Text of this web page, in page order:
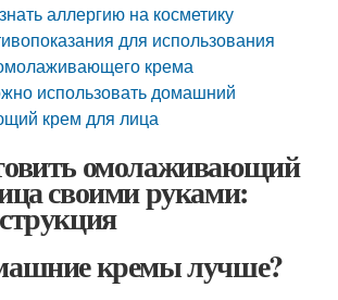
аллергию на косметику
для использования
крема
использовать домашний
крем для лица
омолаживающий
своими руками:
кремы лучше?